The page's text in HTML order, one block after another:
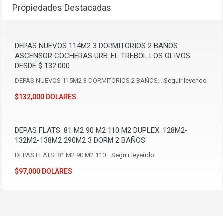
Propiedades Destacadas
DEPAS NUEVOS 114M2 3 DORMITORIOS 2 BAÑOS
ASCENSOR COCHERAS URB. EL TREBOL LOS OLIVOS
DESDE $ 132.000
DEPAS NUEVOS 115M2 3 DORMITORIOS 2 BAÑOS… Seguir leyendo
$132,000 DOLARES
DEPAS FLATS: 81 M2 90 M2 110 M2 DUPLEX: 128M2-
132M2-138M2 290M2 3 DORM 2 BAÑOS
DEPAS FLATS: 81 M2 90 M2 110… Seguir leyendo
$97,000 DOLARES